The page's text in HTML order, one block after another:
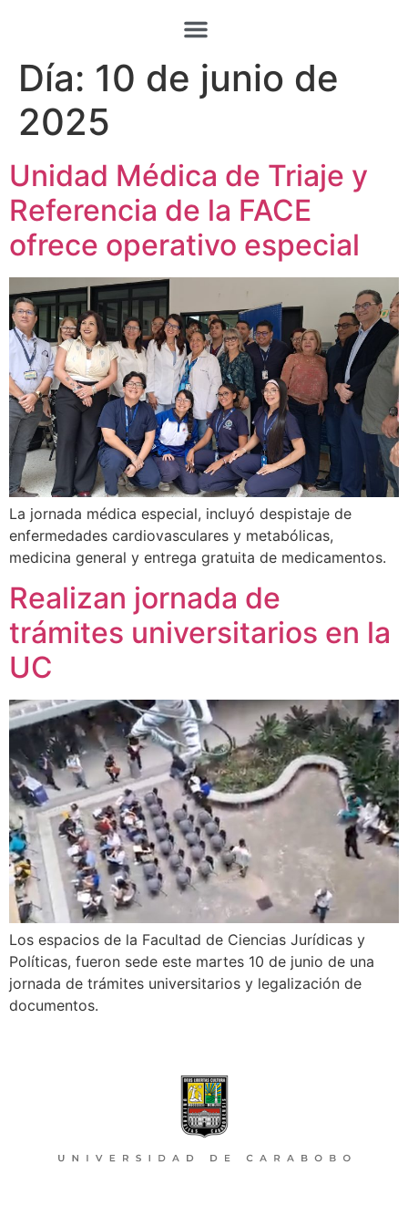
Día: 10 de junio de
2025
Unidad Médica de Triaje y
Referencia de la FACE
ofrece operativo especial
La jornada médica especial, incluyó despistaje de
enfermedades cardiovasculares y metabólicas,
medicina general y entrega gratuita de medicamentos.
Realizan jornada de
trámites universitarios en la
UC
Los espacios de la Facultad de Ciencias Jurídicas y
Políticas, fueron sede este martes 10 de junio de una
jornada de trámites universitarios y legalización de
documentos.